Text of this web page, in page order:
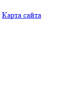
Карта сайта